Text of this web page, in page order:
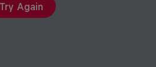
Try Again